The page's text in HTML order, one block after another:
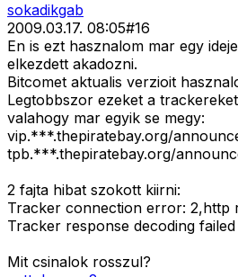
sokadikgab
2009.03.17. 08:05#16
En is ezt hasznalom mar egy
elkezdett akadozni.
Bitcomet aktualis verzioit
Legtobbszor ezeket a
valahogy mar egyik se megy:
vip.***.thepiratebay.org/
tpb.***.thepiratebay.org/
2 fajta hibat szokott kiirni:
Tracker connection error: 2,http
Tracker response decoding failed
Mit csinalok rosszul?